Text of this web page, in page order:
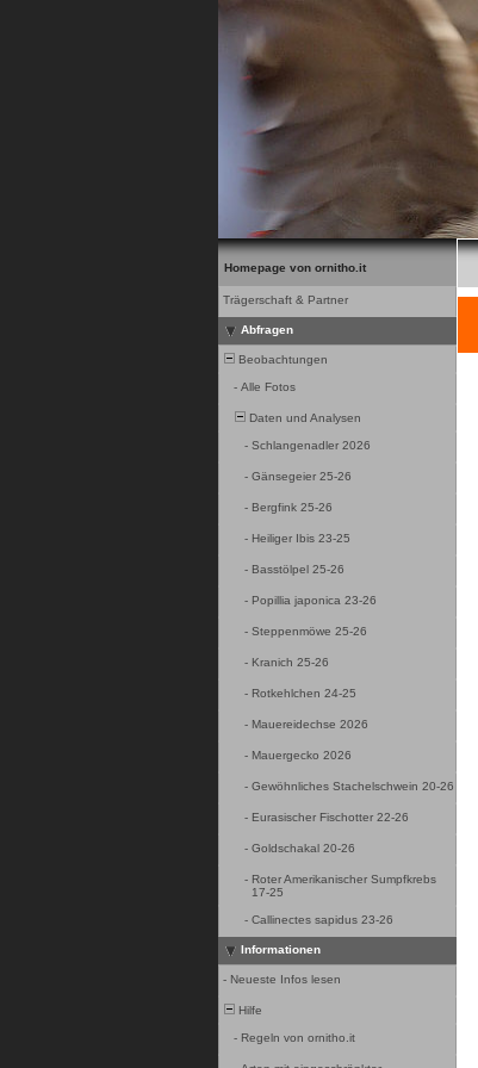
Homepage von ornitho.it
Trägerschaft & Partner
Abfragen
Beobachtungen
- Alle Fotos
Daten und Analysen
- Schlangenadler 2026
- Gänsegeier 25-26
- Bergfink 25-26
- Heiliger Ibis 23-25
- Basstölpel 25-26
- Popillia japonica 23-26
- Steppenmöwe 25-26
- Kranich 25-26
- Rotkehlchen 24-25
- Mauereidechse 2026
- Mauergecko 2026
- Gewöhnliches Stachelschwein 20-26
- Eurasischer Fischotter 22-26
- Goldschakal 20-26
- Roter Amerikanischer Sumpfkrebs
17-25
- Callinectes sapidus 23-26
Informationen
- Neueste Infos lesen
Hilfe
- Regeln von ornitho.it